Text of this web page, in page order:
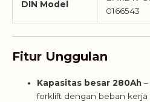
DIN Model
0166543
Fitur Unggulan
Kapasitas besar 280Ah
forklift dengan beban kerja